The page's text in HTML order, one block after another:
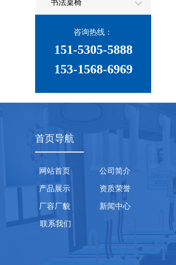
书法桌椅
咨询热线：
151-5305-5888
153-1568-6969
首页导航
网站首页 公司简介
产品展示 资质荣誉
厂容厂貌 新闻中心
联系我们